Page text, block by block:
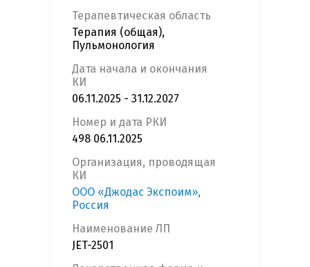
Терапевтическая область
Терапия (общая),
Пульмонология
Дата начала и окончания
КИ
06.11.2025 - 31.12.2027
Номер и дата РКИ
498 06.11.2025
Организация, проводящая
КИ
ООО «Джодас Экспоим»,
Россия
Наименование ЛП
JET-2501